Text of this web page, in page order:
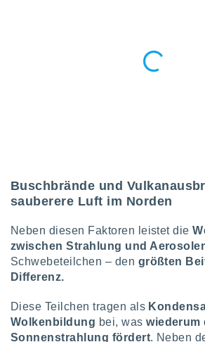
auf
zur
Buschbrände und
sauberere Luft im Norden
Neben diesen Faktoren leistet die
zwischen Strahlung und
Schwebeteilchen – den größten
Differenz.
Diese Teilchen tragen als
Wolkenbildung bei, waswiederum
Sonnenstrahlung fördert. Neben